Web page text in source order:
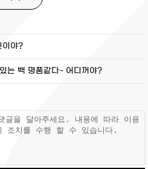
이야?
는 백 명품같다~ 어디꺼야?